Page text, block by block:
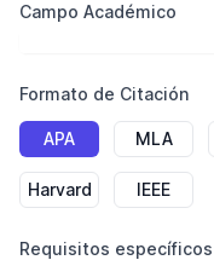
Campo Académico
Formato de Citación
APA MLA
Harvard IEEE
Requisitos